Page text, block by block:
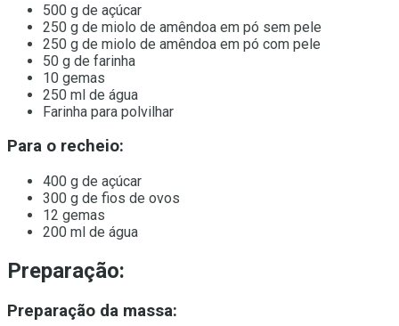
500 g de açúcar
250 g de miolo de amêndoa em pó sem pele
250 g de miolo de amêndoa em pó com pele
50 g de farinha
10 gemas
250 ml de água
Farinha para polvilhar
Para o recheio:
400 g de açúcar
300 g de fios de ovos
12 gemas
200 ml de água
Preparação:
Preparação da massa: